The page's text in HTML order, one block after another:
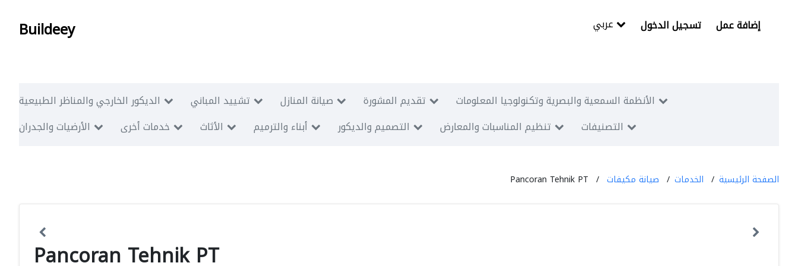
Buildeey تسجيل الدخول إضافة عمل
الديكور الخارجي والمناظر الطبيعية تشييد المباني صيانة المنازل تقديم المشورة
الأنظمة السمعية والبصرية وتكنولوجيا المعلومات
الأرضيات والجدران
خدمات أخرى الأثاث أبناء والترميم التصميم والديكور تنظيم المناسبات والمعارض التصنيفات
الصفحة الرئيسية الخدمات صيانة مكيفات Pancoran Tehnik PT
Pancoran Tehnik PT